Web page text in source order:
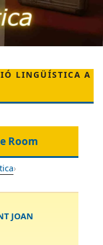
LINGÜÍSTICA A
Room
›
JOAN